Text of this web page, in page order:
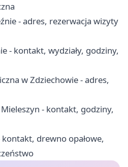
- adres, rezerwacja wizyty
- kontakt, wydziały, godziny,
w Zdziechowie - adres,
- kontakt, godziny,
drewno opałowe,